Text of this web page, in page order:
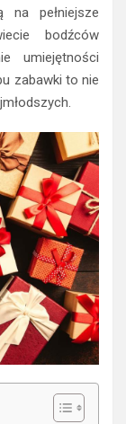
na pełniejsze
bodźców
umiejętności
zabawki to nie